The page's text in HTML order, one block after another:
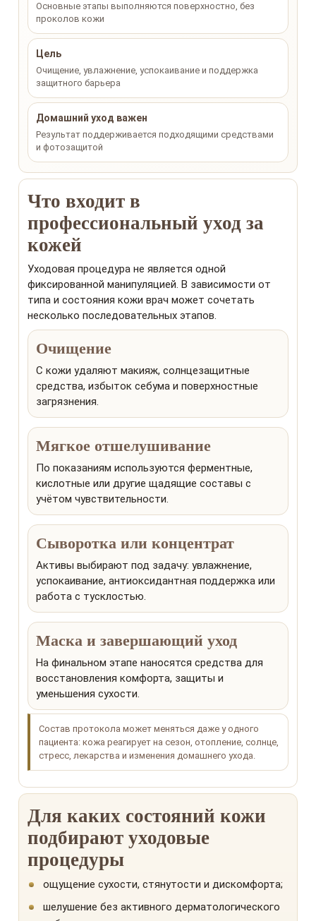
Основные этапы выполняются поверхностно, без
проколов кожи
Цель
Очищение, увлажнение, успокаивание и поддержка
защитного барьера
Домашний уход важен
Результат поддерживается подходящими средствами
и фотозащитой
Что входит в
профессиональный уход за
кожей
Уходовая процедура не является одной
фиксированной манипуляцией. В зависимости от
типа и состояния кожи врач может сочетать
несколько последовательных этапов.
Очищение
С кожи удаляют макияж, солнцезащитные
средства, избыток себума и поверхностные
загрязнения.
Мягкое отшелушивание
По показаниям используются ферментные,
кислотные или другие щадящие составы с
учётом чувствительности.
Сыворотка или концентрат
Активы выбирают под задачу: увлажнение,
успокаивание, антиоксидантная поддержка или
работа с тусклостью.
Маска и завершающий уход
На финальном этапе наносятся средства для
восстановления комфорта, защиты и
уменьшения сухости.
Состав протокола может меняться даже у одного
пациента: кожа реагирует на сезон, отопление, солнце,
стресс, лекарства и изменения домашнего ухода.
Для каких состояний кожи
подбирают уходовые
процедуры
ощущение сухости, стянутости и дискомфорта;
шелушение без активного дерматологического